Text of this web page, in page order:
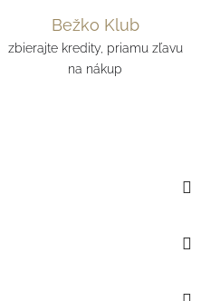
Bežko Klub
zbierajte kredity, priamu zľavu
na nákup